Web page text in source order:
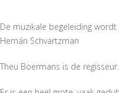
De muzikale begeleiding
Hernán Schvartzman
Theu Boermans is de regisseur.